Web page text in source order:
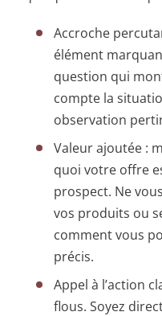
Accroche
élément
question qui
compte la
observation
Valeur ajoutée :
quoi votre offre
prospect. Ne
vos produits ou
comment vous
précis.
Appel à l’action
flous. Soyez